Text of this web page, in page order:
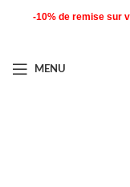
-10% de remise sur
MENU